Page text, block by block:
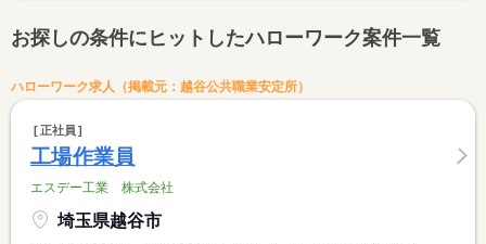
お探しの条件にヒットしたハローワーク案件一覧
ハローワーク求人（掲載元：越谷公共職業安定所）
正社員
工場作業員
エスデー工業 株式会社
埼玉県越谷市